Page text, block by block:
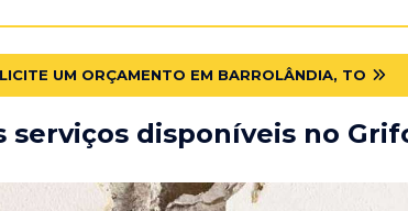
UM ORÇAMENTO EM BARROLÂNDIA, TO
serviços disponíveis no